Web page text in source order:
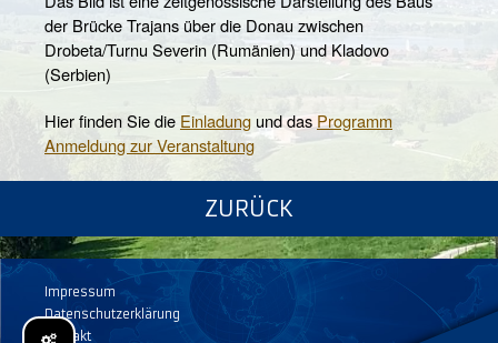
der Brücke Trajans über die Donau zwischen
Drobeta/Turnu Severin (Rumänien) und Kladovo
(Serbien)
Hier finden Sie die Einladung und dasProgramm
Anmeldung zur Veranstaltung
ZURÜCK
Impressum
Datenschutzerklärung
Kontakt